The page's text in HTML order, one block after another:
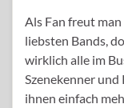
Als Fan freut
liebsten Bands,
wirklich alle im
Szenekenner
ihnen einfach